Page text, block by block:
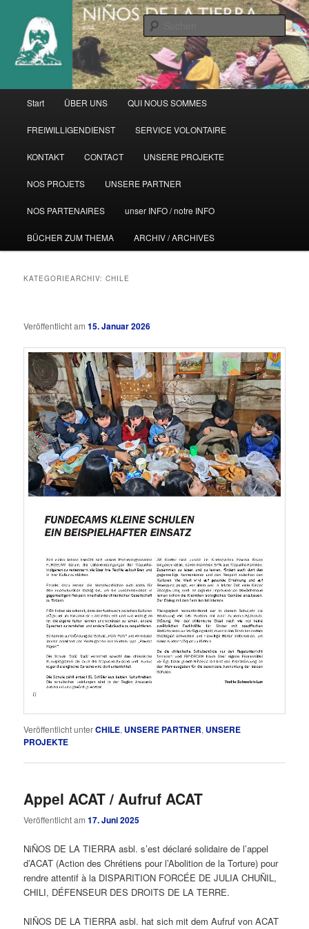
primären
Inhalt
springen
sekundären
Inhalt
springen
Start ÜBER UNS QUI NOUS SOMMES
FREIWILLIGENDIENST SERVICE VOLONTAIRE
KONTAKT CONTACT UNSERE PROJEKTE
NOS PROJETS UNSERE PARTNER
NOS PARTENAIRES unser INFO / notre INFO
BÜCHER ZUM THEMA ARCHIV / ARCHIVES
KATEGORIEARCHIV:CHILE
Veröffentlicht am15. Januar 2026
Veröffentlicht unterCHILE, UNSERE PARTNER, UNSERE
PROJEKTE
Appel ACAT / Aufruf ACAT
Veröffentlicht am17. Juni 2025
NiÑOS DE LA TIERRA asbl. s’est déclaré solidaire de l’appel
d’ACAT (Action des Chrétiens pour l’Abolition de la Torture) pour
rendre attentif à la DISPARITION FORCÉE DE JULIA CHUÑIL,
CHILI, DÉFENSEUR DES DROITS DE LA TERRE.
NIÑOS DE LA TIERRA asbl. hat sich mit dem Aufruf von ACAT